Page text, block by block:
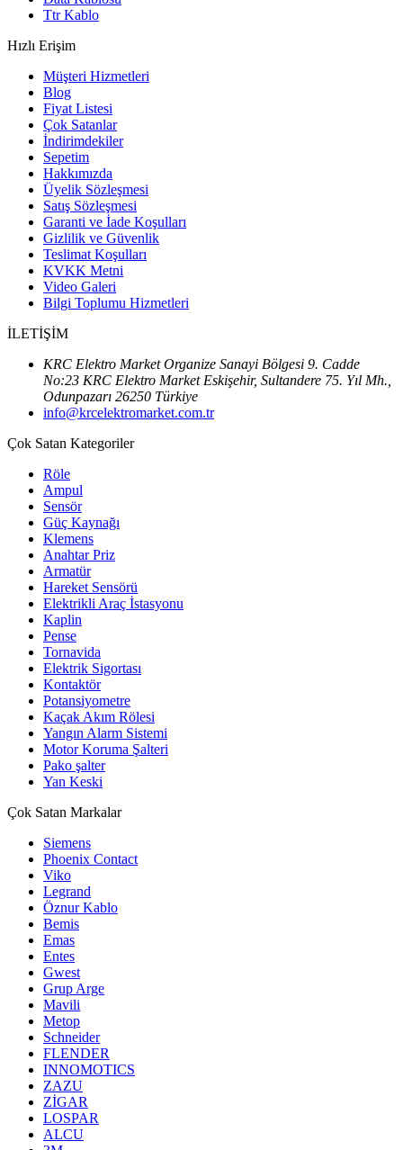
Ttr Kablo
Hızlı Erişim
Müşteri Hizmetleri
Blog
Fiyat Listesi
Çok Satanlar
İndirimdekiler
Sepetim
Hakkımızda
Üyelik Sözleşmesi
Satış Sözleşmesi
Garanti ve İade Koşulları
Gizlilik ve Güvenlik
Teslimat Koşulları
KVKK Metni
Video Galeri
Bilgi Toplumu Hizmetleri
İLETİŞİM
KRC Elektro Market Organize Sanayi Bölgesi 9. Cadde
No:23 KRC Elektro Market Eskişehir, Sultandere 75. Yıl Mh.,
Odunpazarı 26250 Türkiye
info@krcelektromarket.com.tr
Çok Satan Kategoriler
Röle
Ampul
Sensör
Güç Kaynağı
Klemens
Anahtar Priz
Armatür
Hareket Sensörü
Elektrikli Araç İstasyonu
Kaplin
Pense
Tornavida
Elektrik Sigortası
Kontaktör
Potansiyometre
Kaçak Akım Rölesi
Yangın Alarm Sistemi
Motor Koruma Şalteri
Pako şalter
Yan Keski
Çok Satan Markalar
Siemens
Phoenix Contact
Viko
Legrand
Öznur Kablo
Bemis
Emas
Entes
Gwest
Grup Arge
Mavili
Metop
Schneider
FLENDER
INNOMOTICS
ZAZU
ZİGAR
LOSPAR
ALCU